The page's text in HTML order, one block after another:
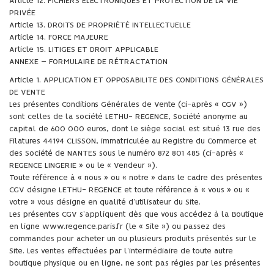
PRIVÉE
Article 13. DROITS DE PROPRIÉTÉ INTELLECTUELLE
Article 14. FORCE MAJEURE
Article 15. LITIGES ET DROIT APPLICABLE
ANNEXE – FORMULAIRE DE RÉTRACTATION
Article 1. APPLICATION ET OPPOSABILITE DES CONDITIONS GÉNÉRALES
DE VENTE
Les présentes Conditions Générales de Vente (ci-après « CGV »)
sont celles de la société LETHU- REGENCE, Société anonyme au
capital de 600 000 euros, dont le siège social est situé 13 rue des
Filatures 44194 CLISSON, immatriculée au Registre du Commerce et
des Société de NANTES sous le numéro 872 801 485 (ci-après «
REGENCE LINGERIE » ou le « Vendeur »).
Toute référence à « nous » ou « notre » dans le cadre des présentes
CGV désigne LETHU- REGENCE et toute référence à « vous » ou «
votre » vous désigne en qualité d’utilisateur du Site.
Les présentes CGV s’appliquent dès que vous accédez à la Boutique
en ligne www.regence.paris.fr (le « Site ») ou passez des
commandes pour acheter un ou plusieurs produits présentés sur le
Site. Les ventes effectuées par l’intermédiaire de toute autre
boutique physique ou en ligne, ne sont pas régies par les présentes